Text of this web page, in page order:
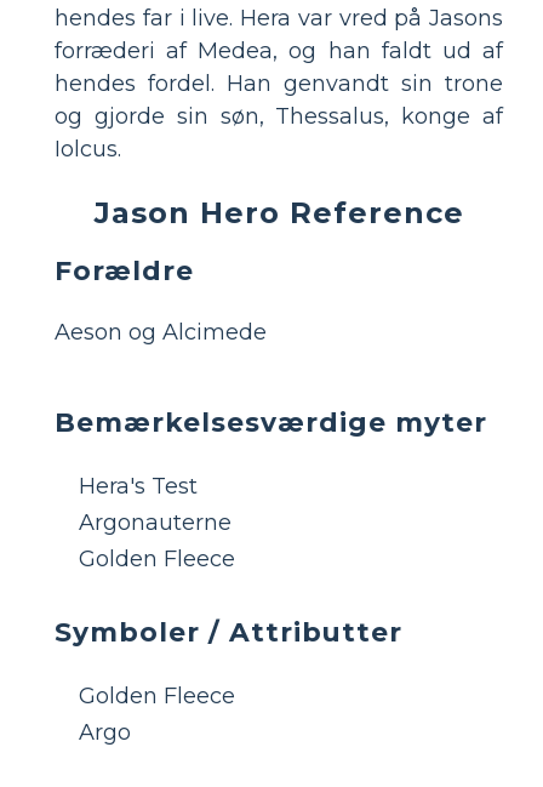
hendes far i live. Hera var vred på Jasons
forræderi af Medea, og han faldt ud af
hendes fordel. Han genvandt sin trone
og gjorde sin søn, Thessalus, konge af
Iolcus.
Jason Hero Reference
Forældre
Aeson og Alcimede
Bemærkelsesværdige myter
Hera's Test
Argonauterne
Golden Fleece
Symboler / Attributter
Golden Fleece
Argo